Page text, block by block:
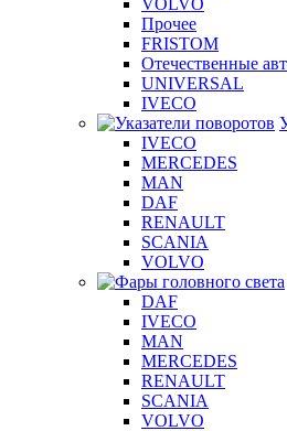
VOLVO
Прочее
FRISTOM
Отечественные
UNIVERSAL
IVECO
IVECO
MERCEDES
MAN
DAF
RENAULT
SCANIA
VOLVO
DAF
IVECO
MAN
MERCEDES
RENAULT
SCANIA
VOLVO